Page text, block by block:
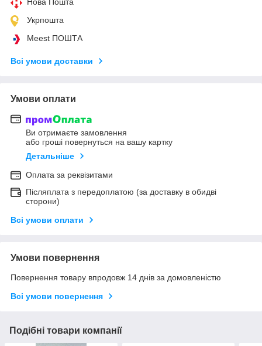
Укрпошта
Meest ПОШТА
Всі умови доставки
Умови оплати
Ви отримаєте замовлення
або гроші повернуться на вашу картку
Детальніше
Оплата за реквізитами
Післяплата з передоплатою (за доставку в обидві
сторони)
Всі умови оплати
Умови повернення
Повернення товару впродовж 14 днів за домовленістю
Всі умови повернення
Подібні товари компанії